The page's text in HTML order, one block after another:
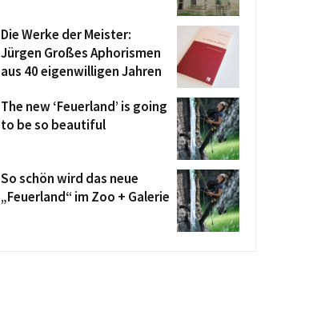
Die Werke der Meister:
Jürgen Großes Aphorismen
aus 40 eigenwilligen Jahren
The new ‘Feuerland’ is going
to be so beautiful
So schön wird das neue
„Feuerland“ im Zoo + Galerie